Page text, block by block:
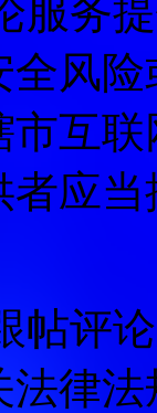
服务
风
互
应
帖评
律